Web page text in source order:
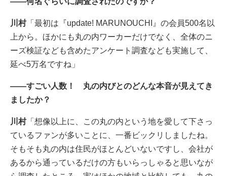
川村「最初は『update! MARUNOUCHI』の会員500名以
上から。ほかにも丸の内ワーカーだけでなく、全体のニ
ーズ検証なども含めたアンケート調査なども実施して、
延べ5万名ですね」
――すごい人数！ 丸の内びとのどんな本音が見えてき
ましたか？
川村「想像以上に、この丸の内という地を愛して下さっ
ているファンが多いことに、一番ビックリしましたね。
そもそも丸の内は住民がほとんどいないですし、会社が
あるから通っているだけの方もいらっしゃると思いなが